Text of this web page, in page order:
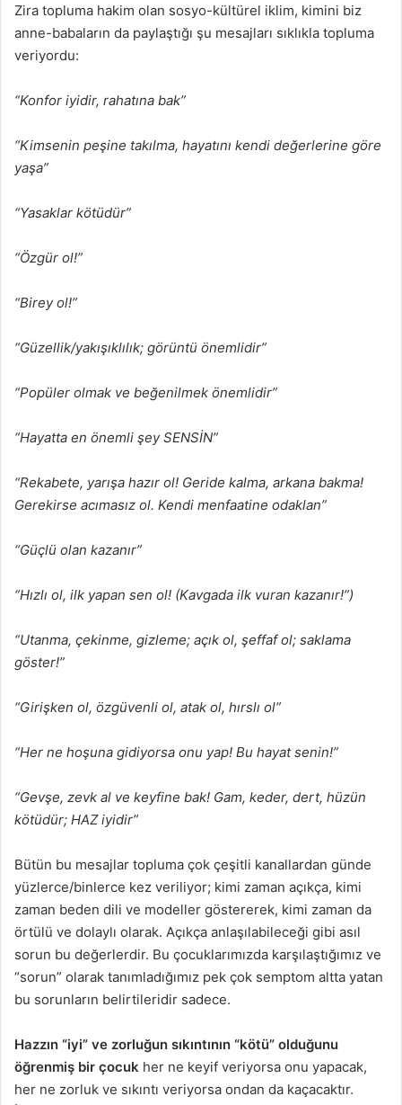
Zira topluma hakim olan sosyo-kültürel iklim, kimini biz
anne-babaların da paylaştığı şu mesajları sıklıkla topluma
veriyordu:
“Konfor iyidir, rahatına bak”
“Kimsenin peşine takılma, hayatını kendi değerlerine göre
yaşa”
“Yasaklar kötüdür”
“Özgür ol!”
“Birey ol!”
“Güzellik/yakışıklılık; görüntü önemlidir”
“Popüler olmak ve beğenilmek önemlidir”
“Hayatta en önemli şey SENSİN”
“Rekabete, yarışa hazır ol! Geride kalma, arkana bakma!
Gerekirse acımasız ol. Kendi menfaatine odaklan”
“Güçlü olan kazanır”
“Hızlı ol, ilk yapan sen ol! (Kavgada ilk vuran kazanır!”)
“Utanma, çekinme, gizleme; açık ol, şeffaf ol; saklama
göster!”
“Girişken ol, özgüvenli ol, atak ol, hırslı ol”
“Her ne hoşuna gidiyorsa onu yap! Bu hayat senin!”
“Gevşe, zevk al ve keyfine bak! Gam, keder, dert, hüzün
kötüdür; HAZ iyidir”
Bütün bu mesajlar topluma çok çeşitli kanallardan günde
yüzlerce/binlerce kez veriliyor; kimi zaman açıkça, kimi
zaman beden dili ve modeller göstererek, kimi zaman da
örtülü ve dolaylı olarak. Açıkça anlaşılabileceği gibi asıl
sorun bu değerlerdir. Bu çocuklarımızda karşılaştığımız ve
“sorun” olarak tanımladığımız pek çok semptom altta yatan
bu sorunların belirtileridir sadece.
Hazzın “iyi” ve zorluğun sıkıntının “kötü” olduğunu
öğrenmiş bir çocuk her ne keyif veriyorsa onu yapacak,
her ne zorluk ve sıkıntı veriyorsa ondan da kaçacaktır.